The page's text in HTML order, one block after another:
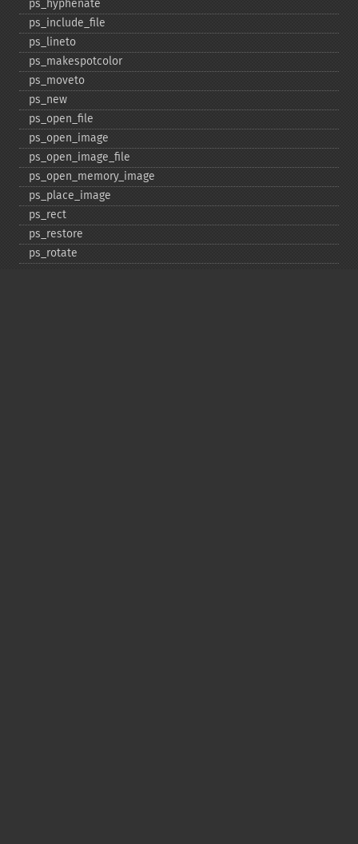
ps_​hyphenate
ps_​include_​file
ps_​lineto
ps_​makespotcolor
ps_​moveto
ps_​new
ps_​open_​file
ps_​open_​image
ps_​open_​image_​file
ps_​open_​memory_​image
ps_​place_​image
ps_​rect
ps_​restore
ps_​rotate